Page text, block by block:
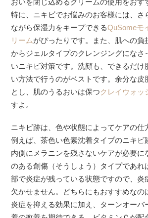
特に、ニキビでお悩みのお客様には、さ
ながら保湿力をキープできるQuSomeモ
リームがぴったりです。また、肌への負
からジェルタイプのクレンジングになさ
いニキビ対策です。洗顔も、できるだけ
い方法で行うのがベストです。余分な皮
とし、肌のうるおいは保つクレイウォッ
すよ。
ニキビ跡は、色や状態によってケアの仕
例えば、茶色い色素沈着タイプのニキビ
内側にメラニンを残さないケアが必要に
のある創傷（そうしょう）タイプであれ
部で炎症が残っている状態ですので、炎
欠かせません。どちらにもおすすめなの
炎症を抑える効果に加え、ターンオーバ